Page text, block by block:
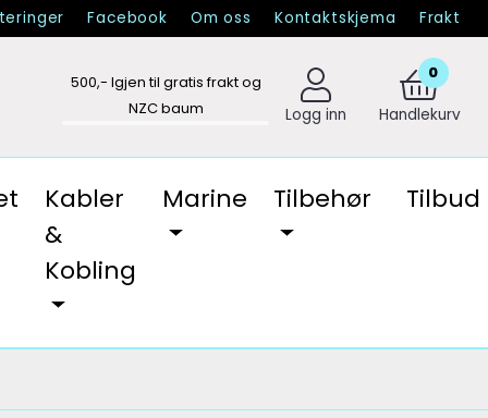
Facebook Om oss Kontaktskjema Frakt
500,- Igjen til gratis frakt og
NZC baum
Logg inn
0
Handlekurv
Kabler
&
Kobling
Marine Tilbehør Tilbud